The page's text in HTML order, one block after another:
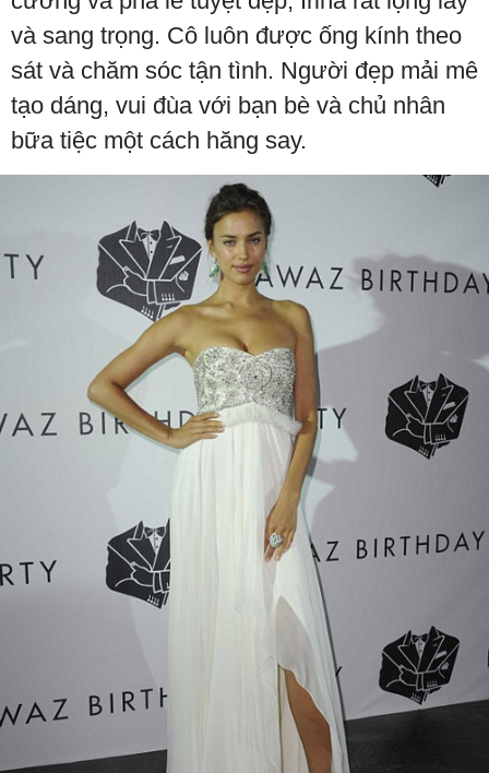
và sang trọng. Cô luôn được ống kính theo
sát và chăm sóc tận tình. Người đẹp mải mê
tạo dáng, vui đùa với bạn bè và chủ nhân
bữa tiệc một cách hăng say.